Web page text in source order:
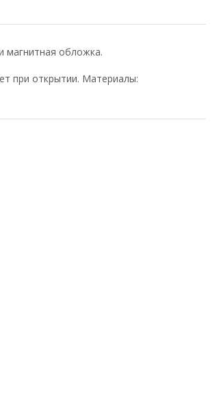
магнитная обложка.
при открытии. Материалы: